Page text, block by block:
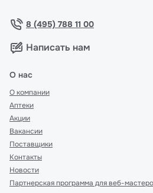
8 (495) 788 11 00
Написать нам
О нас
О компании
Аптеки
Акции
Вакансии
Поставщики
Контакты
Новости
Партнерская программа для веб-